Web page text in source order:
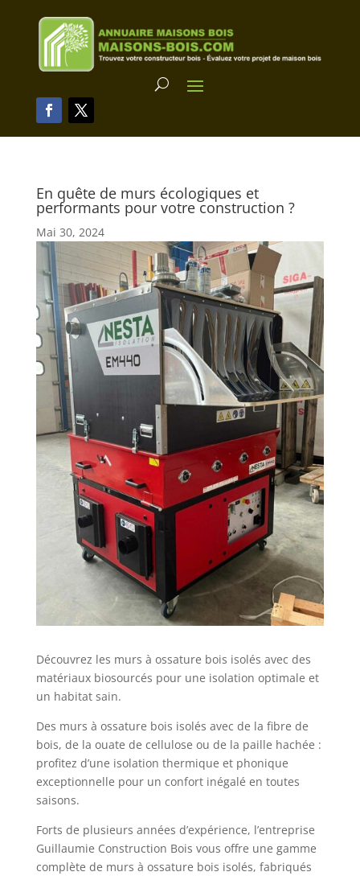
En quête de murs écologiques et
performants pour votre construction ?
Mai 30, 2024
Découvrez les murs à ossature bois isolés avec des
matériaux biosourcés pour une isolation optimale et
un habitat sain.
Des murs à ossature bois isolés avec de la fibre de
bois, de la ouate de cellulose ou de la paille hachée :
profitez d’une isolation thermique et phonique
exceptionnelle pour un confort inégalé en toutes
saisons.
Forts de plusieurs années d’expérience, l’entreprise
Guillaumie Construction Bois vous offre une gamme
complète de murs à ossature bois isolés, fabriqués